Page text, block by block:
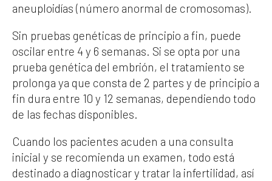
aneuploidías (número anormal de cromosomas).
Sin pruebas genéticas de principio a fin, puede
oscilar entre 4 y 6 semanas. Si se opta por una
prueba genética del embrión, el tratamiento se
prolonga ya que consta de 2 partes y de principio a
fin dura entre 10 y 12 semanas, dependiendo todo
de las fechas disponibles.
Cuando los pacientes acuden a una consulta
inicial y se recomienda un examen, todo está
destinado a diagnosticar y tratar la infertilidad, así